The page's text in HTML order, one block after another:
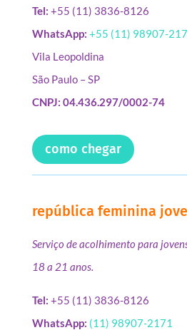
Tel: +55 (11) 3836-8126
WhatsApp: +55 (11) 98907-
Vila Leopoldina
São Paulo – SP
CNPJ: 04.436.297/0002-74
como chegar
república feminina
Serviço de acolhimento para
18 a 21 anos.
Tel: +55 (11) 3836-8126
WhatsApp: (11) 98907-2171